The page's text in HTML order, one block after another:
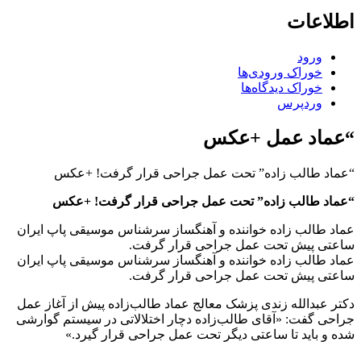
اطلاعات
ورود
خوراک ورودی‌ها
خوراک دیدگاه‌ها
وردپرس
“عماد عمل +عکس
“عماد طالب زاده” تحت عمل جراحی قرار گرفت! +عکس
“عماد طالب زاده” تحت عمل جراحی قرار گرفت! +عکس
عماد طالب زاده خواننده و آهنگساز سر‌شناس موسیقی پاپ ایران
ساعتی پیش تحت عمل جراحی قرار گرفت.
عماد طالب زاده خواننده و آهنگساز سر‌شناس موسیقی پاپ ایران
ساعتی پیش تحت عمل جراحی قرار گرفت.
دکتر عبدالله زندی پزشک معالج عماد طالب‌زاده پیش از آغاز عمل
جراحی گفت: «آقای طالب‌زاده دچار اختلالاتی در سیستم گوارشی
شده و باید تا ساعتی دیگر تحت عمل جراحی قرار گیرد.»